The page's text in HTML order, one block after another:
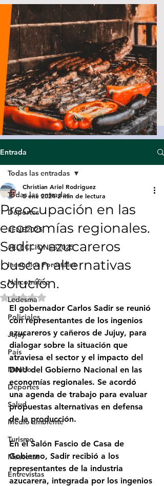
Entrada
Todas las entradas
Deportes
#FNE2025
#ELECCIONES2025
Incendios Forestales
Narcotráfico
Ledesma
Policiales
Jujuy
País
Mundo
Deportes
Salud
Medio ambiente
Turismo
Mascotas
Entrevistas
Todas las entradas
Preocupación en las
economías regionales.
Sadir y azucareros
buscan alternativas
solución.
Christian Ariel Rodriguez
5 ene 2024 2 min de lectura
Obtuvo NaN de 5 estrellas.
El gobernador Carlos Sadir se reunió
con representantes de los ingenios
azucareros y cañeros de Jujuy, para
dialogar sobre la situación que
atraviesa el sector y el impacto del
DNU del Gobierno Nacional en las
economías regionales. Se acordó
una agenda de trabajo para evaluar
propuestas alternativas en defensa
de la producción.
En el Salón Fascio de Casa de
Gobierno, Sadir recibió a los
representantes de la industria
azucarera, integrada por los ingenios